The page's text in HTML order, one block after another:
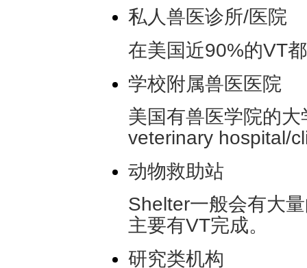
私人兽医诊所/医院
在美国近90%的VT
学校附属兽医医院
美国有兽医学院的
veterinary hospital/
动物救助站
Shelter一般会有大
主要有VT完成。
研究类机构